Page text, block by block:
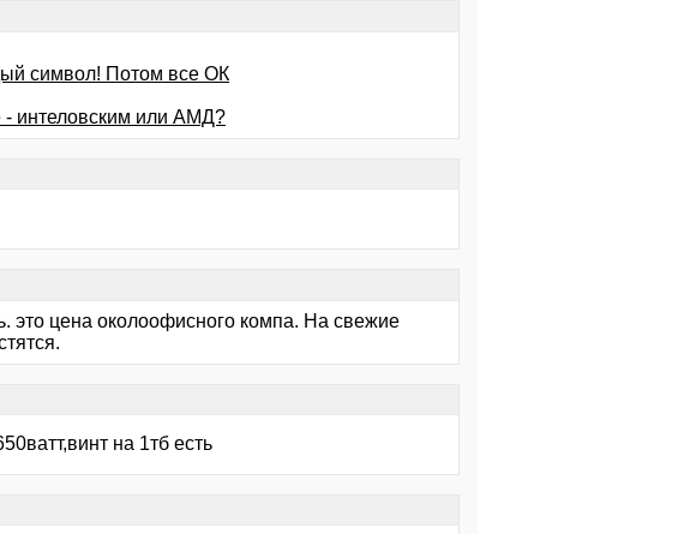
символ! Потом все ОК
интеловским или АМД?
это цена околоофисного компа. На свежие
на 1тб есть